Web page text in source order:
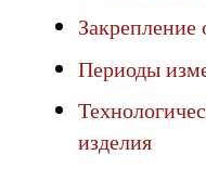
Закрепление
Периоды
изделия